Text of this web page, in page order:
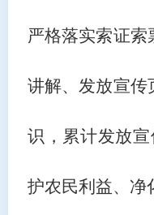
严格落实索证
讲解、发放宣传
识，累计发放
护农民利益、净